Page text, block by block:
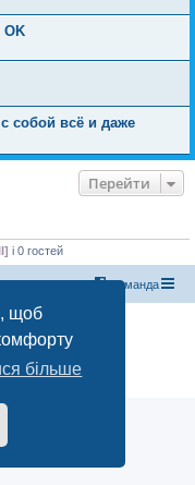
щоб
більше
OK
собой всё и даже
Перейти
і 0 гостей
«Рюкзак» Команда
phpBB Limited